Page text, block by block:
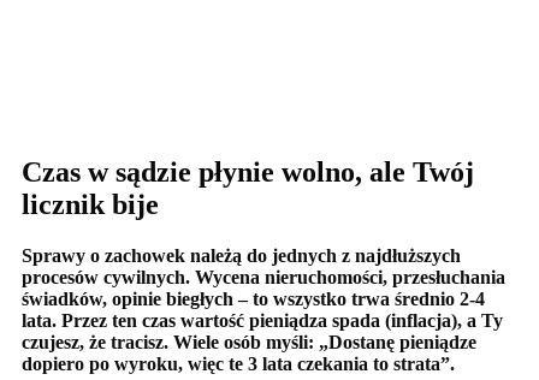
Czas w sądzie płynie wolno, ale Twój
licznik bije
Sprawy o zachowek należą do jednych z najdłuższych
procesów cywilnych. Wycena nieruchomości, przesłuchania
świadków, opinie biegłych – to wszystko trwa średnio 2-4
lata. Przez ten czas wartość pieniądza spada (inflacja), a Ty
czujesz, że tracisz. Wiele osób myśli: „Dostanę pieniądze
dopiero po wyroku, więc te 3 lata czekania to strata”.